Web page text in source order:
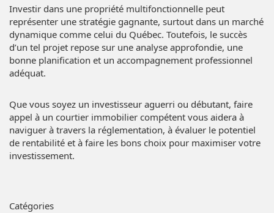
Investir dans une propriété multifonctionnelle peut
représenter une stratégie gagnante, surtout dans un marché
dynamique comme celui du Québec. Toutefois, le succès
d’un tel projet repose sur une analyse approfondie, une
bonne planification et un accompagnement professionnel
adéquat.
Que vous soyez un investisseur aguerri ou débutant, faire
appel à un courtier immobilier compétent vous aidera à
naviguer à travers la réglementation, à évaluer le potentiel
de rentabilité et à faire les bons choix pour maximiser votre
investissement.
Catégories